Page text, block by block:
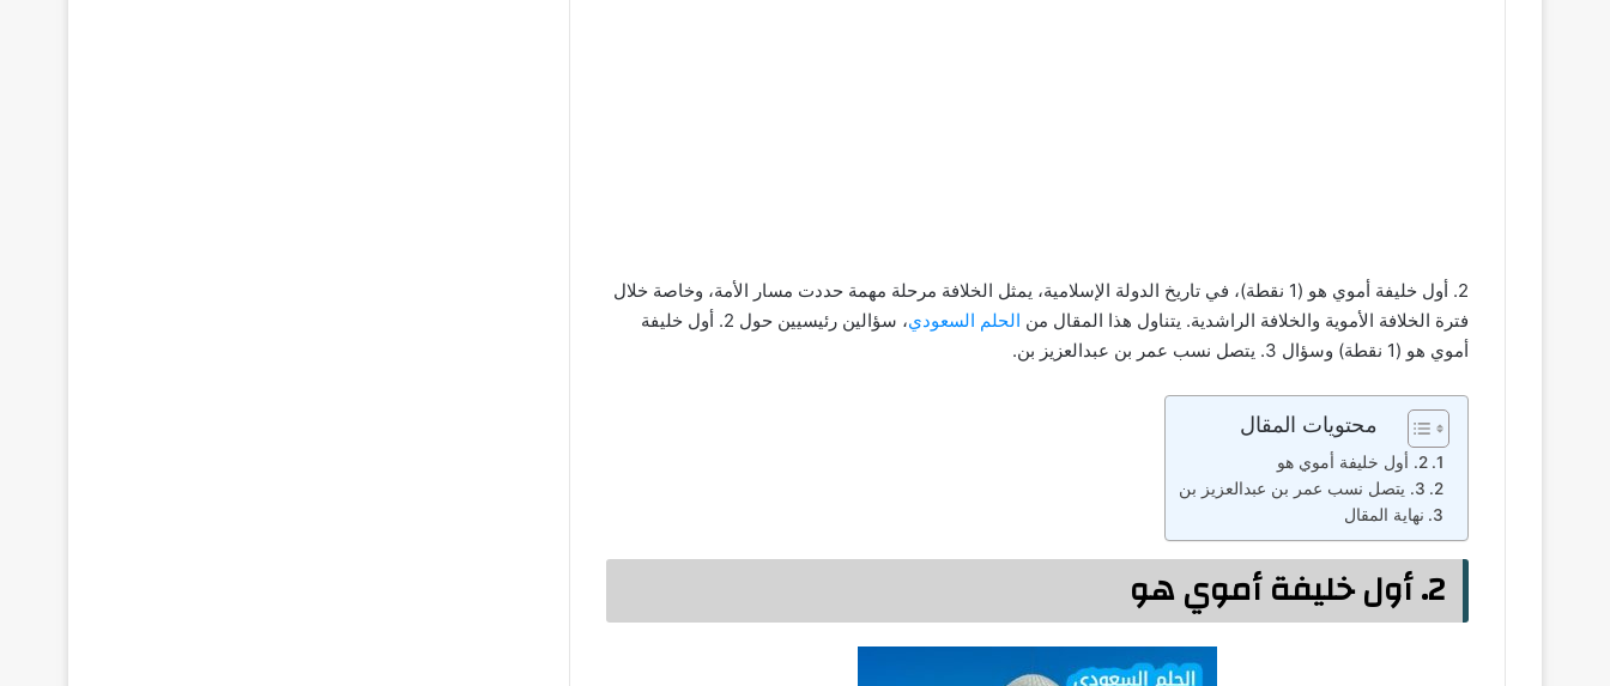
2. أول خليفة أموي هو (1 نقطة)، في تاريخ الدولة الإسلامية، يمثل الخلافة مرحلة مهمة حددت مسار الأمة، وخاصة خلال
فترة الخلافة الأموية والخلافة الراشدية. يتناول هذا المقال من الحلم السعودي
، سؤالين رئيسيين حول 2. أول خليفة
أموي هو (1 نقطة) وسؤال 3. يتصل نسب عمر بن عبدالعزيز بن.
محتويات المقال
2. أول خليفة أموي هو
3. يتصل نسب عمر بن عبدالعزيز بن
نهاية المقال
2. أول خليفة أموي هو